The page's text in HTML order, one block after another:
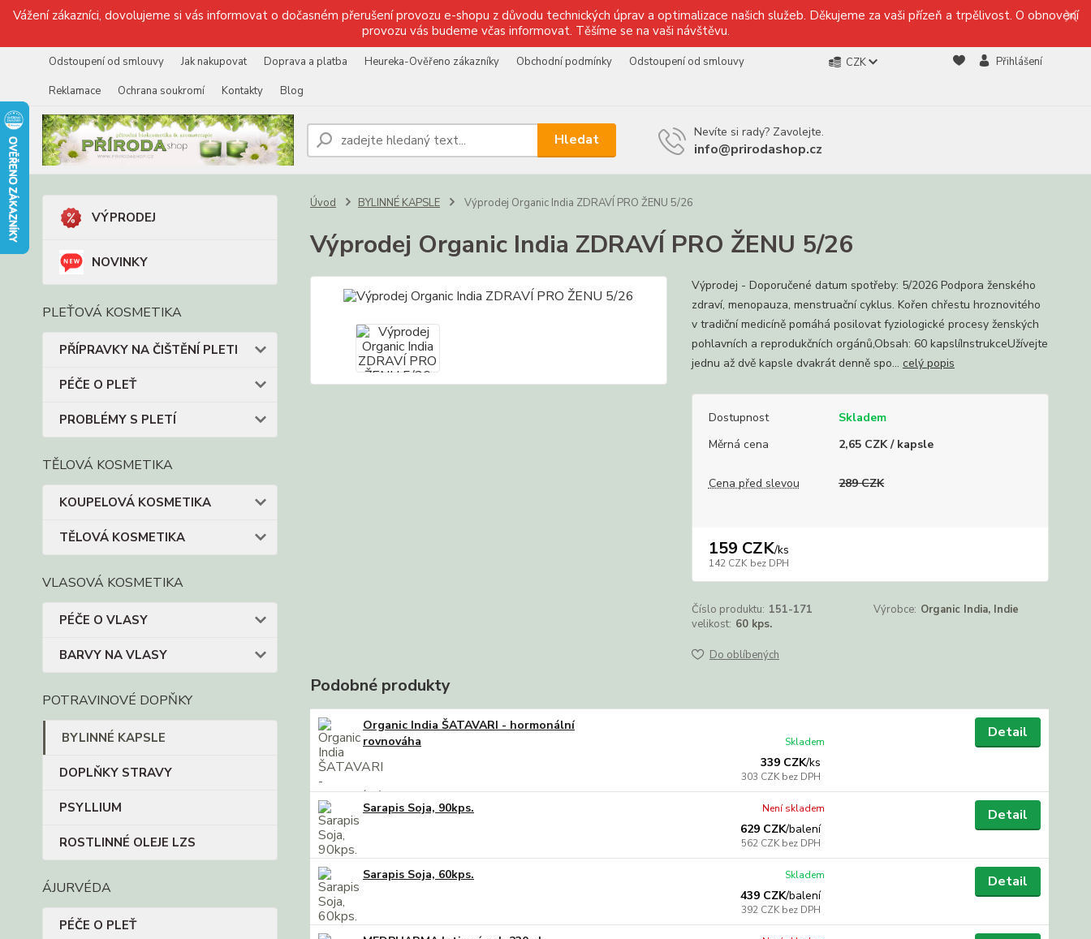
Vážení zákazníci, dovolujeme si vás informovat o dočasném přerušení provozu e-shopu z důvodu technických úprav a optimalizace našich služeb. Děkujeme za vaši přízeň a trpělivost. O obnovení
provozu vás budeme včas informovat. Těšíme se na vaši návštěvu.
Odstoupení od smlouvy Jak nakupovat Doprava a platba Heureka-Ověřeno zákazníky Obchodní podmínky
Odstoupení od smlouvy
Reklamace
Ochrana soukromí Kontakty Blog
CZK Přihlášení
Hledat Nevíte si rady? Zavolejte.
info@prirodashop.cz
VÝPRODEJ
NOVINKY
PLEŤOVÁ KOSMETIKA
PŘÍPRAVKY NA ČIŠTĚNÍ PLETI
PÉČE O PLEŤ
PROBLÉMY S PLETÍ
TĚLOVÁ KOSMETIKA
KOUPELOVÁ KOSMETIKA
TĚLOVÁ KOSMETIKA
VLASOVÁ KOSMETIKA
PÉČE O VLASY
BARVY NA VLASY
POTRAVINOVÉ DOPŇKY
BYLINNÉ KAPSLE
DOPLŇKY STRAVY
PSYLLIUM
ROSTLINNÉ OLEJE LZS
ÁJURVÉDA
PÉČE O PLEŤ
Úvod BYLINNÉ KAPSLE Výprodej Organic India ZDRAVÍ PRO ŽENU 5/26
Výprodej Organic India ZDRAVÍ PRO ŽENU 5/26
Výprodej - Doporučené datum spotřeby: 5/2026 Podpora ženského
zdraví, menopauza, menstruační cyklus. Kořen chřestu hroznovitého
v tradiční medicíně pomáhá posilovat fyziologické procesy ženských
pohlavních a reprodukčních orgánů,Obsah: 60 kapslíInstrukceUžívejte
jednu až dvě kapsle dvakrát denně spo... celý popis
Dostupnost
Skladem
Měrná cena
2,65 CZK / kapsle
Cena před slevou 289 CZK
159 CZK/ks
142 CZK bez DPH
Číslo produktu: 151-171 Výrobce: Organic India, Indie
velikost: 60 kps.
Do oblíbených
Podobné produkty
Organic India ŠATAVARI - hormonální
rovnováha
339 CZK/ks
303 CZKbez DPH
Skladem
Detail
Sarapis Soja, 90kps.
629 CZK/balení
562 CZKbez DPH
Není skladem Detail
Sarapis Soja, 60kps.
439 CZK/balení
392 CZKbez DPH
Skladem Detail